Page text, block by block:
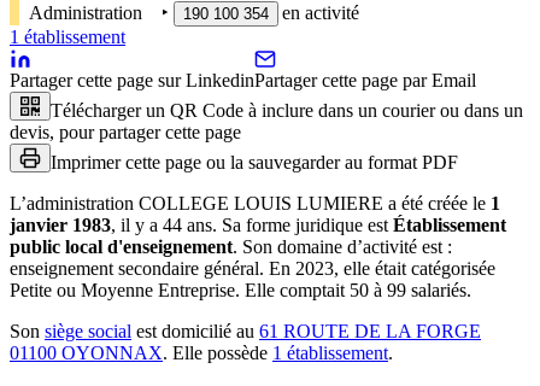
Administration ‣ 190 100 354
en activité
1 établissement
Partager cette page sur LinkedinPartager cette page par Email
Télécharger un QR Code à inclure dans un courier ou dans un
devis, pour partager cette page
Imprimer cette page ou la sauvegarder au format PDF
L’administration COLLEGE LOUIS LUMIERE a été créée le 1
janvier 1983, il y a 44 ans. Sa forme juridique est Établissement
public local d'enseignement. Son domaine d’activité est :
enseignement secondaire général. En 2023, elle était catégorisée
Petite ou Moyenne Entreprise. Elle comptait 50 à 99 salariés.
Son siège social est domicilié au 61 ROUTE DE LA FORGE
01100 OYONNAX. Elle possède 1 établissement.